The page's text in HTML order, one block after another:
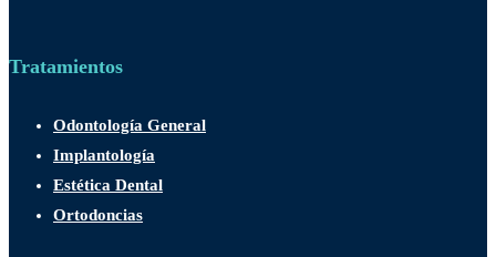
Tratamientos
Odontología General
Implantología
Estética Dental
Ortodoncias